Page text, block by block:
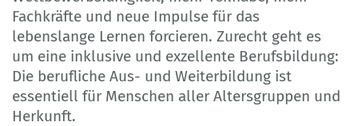
Fachkräfte und neue Impulse für das
lebenslange Lernen forcieren. Zurecht geht es
um eine inklusive und exzellente Berufsbildung:
Die berufliche Aus- und Weiterbildung ist
essentiell für Menschen aller Altersgruppen und
Herkunft.